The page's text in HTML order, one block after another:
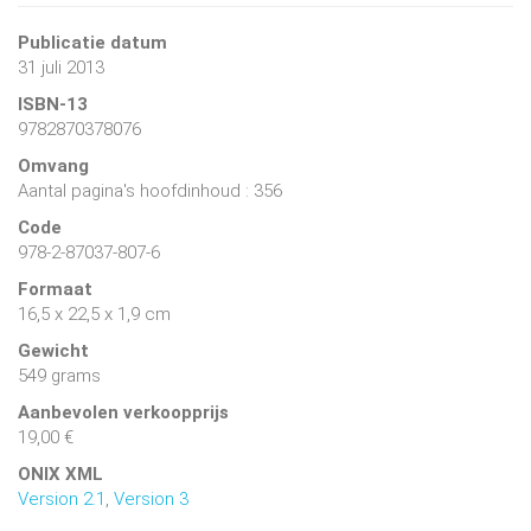
Publicatie datum
31 juli 2013
ISBN-13
9782870378076
Omvang
Aantal pagina's hoofdinhoud : 356
Code
978-2-87037-807-6
Formaat
16,5 x 22,5 x 1,9 cm
Gewicht
549 grams
Aanbevolen verkoopprijs
19,00 €
ONIX XML
Version 2.1 , Version 3